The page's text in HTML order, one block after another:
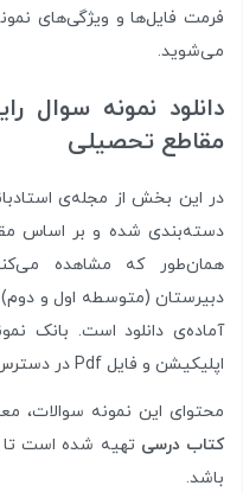
فرمت فایل‌ها و ویژگی‌های
می‌شوید.
دانلود نمونه
مقاطع تحصیلی
در این بخش از مجله‌ی
دسته‌بندی شده و بر اساس
همان‌طور که مشاهده
دبیرستان (متوسطه اول و
آماده‌ی دانلود است. بانک
اپلیکیشن و فایل Pdf در دسترس شما قرار دارد.
محتوای این نمونه سوالات،
کتاب درسی تهیه شده است تا
باشد.